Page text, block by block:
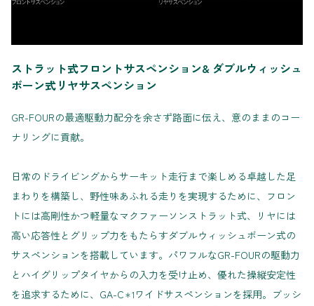
ストラット式フロントサスペンション& ダブルウィッシュ
ボーン式リヤサスペンション
GR-FOURの最適駆動力配分を余さず路面に伝え、意のままのコー
ナリングに貢献。
日常のドライビングからサーキット走行まで楽しめる卓越した足
まわりを構築し、野性味あふれる走りを実現するために、フロン
トには高剛性かつ軽量なマクファーソンストラット式、リヤには
高い応答性とグリップ力をもたらすダブルウィッシュボーン式の
サスペンションを搭載しています。パワフルなGR-FOURの駆動力
とハイグリップタイヤからの入力を受け止め、優れた操縦安定性
を追求するために、GA-C＊1 ワイドサスペンションを採用。ブッシ